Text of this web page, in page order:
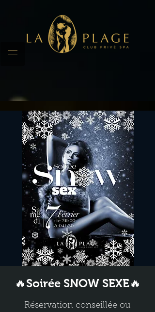
🔥Soirée SNOW SEXE🔥
Réservation conseillée ou